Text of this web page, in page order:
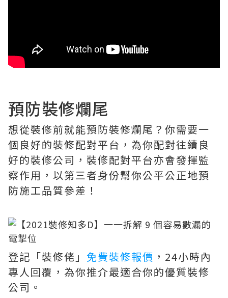
預防裝修爛尾
想從裝修前就能預防裝修爛尾？你需要一
個良好的裝修配對平台，為你配對往績良
好的裝修公司，裝修配對平台亦會發揮監
察作用，以第三者身份幫你公平公正地預
防施工品質參差！
登記「裝修佬」 免費裝修報價 ，24小時內
專人回覆，為你推介最適合你的優質裝修
公司。